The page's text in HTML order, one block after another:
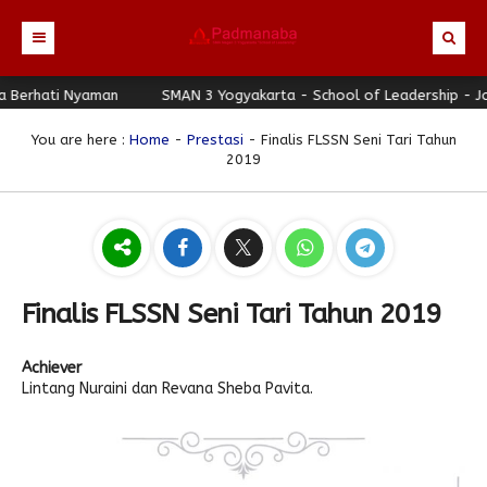
Beranda
Profil
Struktur Organisasi
Kolom Siswa
Guru & Karyawan
Majalah Digital
Video
Hubungi Kami
Nyaman SMAN 3 Yogyakarta - School of Leadership -
You are here : Home - Prestasi - Finalis FLSSN Seni Tari Tahun
2019
Finalis FLSSN Seni Tari Tahun 2019
Achiever
Lintang Nuraini dan Revana Sheba Pavita.